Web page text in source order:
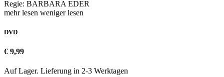
Regie: BARBARA EDER
mehr lesen weniger lesen
DVD
€ 9,99
Auf Lager. Lieferung in 2-3 Werktagen